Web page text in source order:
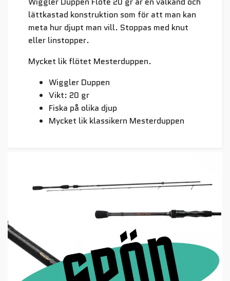
lättkastad konstruktion som för att man kan
meta hur djupt man vill. Stoppas med knut
eller linstopper.
Mycket lik flötet Mesterduppen.
Wiggler Duppen
Vikt: 20 gr
Fiska på olika djup
Mycket lik klassikern Mesterduppen